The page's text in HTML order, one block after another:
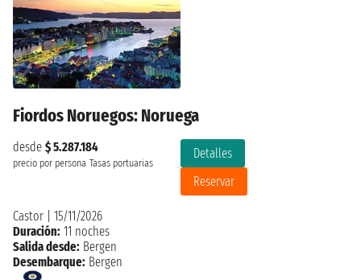
Fiordos Noruegos: Noruega
desde $ 5.287.184
precio por persona Tasas portuarias
Detalles
Reservar
Castor
15/11/2026
Duración: 11 noches
Salida desde: Bergen
Desembarque: Bergen